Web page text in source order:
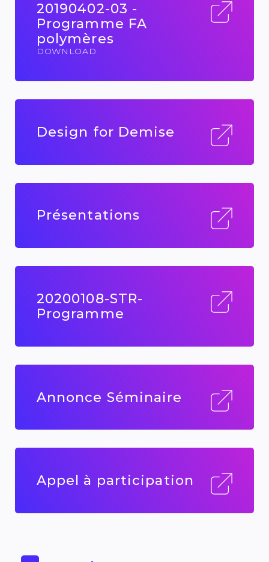
20190402-03 -
Programme FA
polymères
DOWNLOAD
Design for Demise
Présentations
20200108-STR-
Programme
Annonce Séminaire
Appel à participation